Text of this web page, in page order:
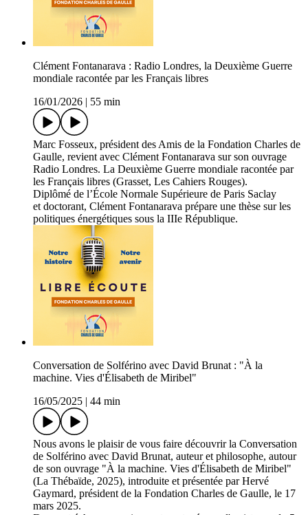
Clément Fontanarava : Radio Londres, la Deuxième Guerre
mondiale racontée par les Français libres
16/01/2026
55 min
Marc Fosseux, président des Amis de la Fondation Charles de
Gaulle, revient avec Clément Fontanarava sur son ouvrage
Radio Londres. La Deuxième Guerre mondiale racontée par
les Français libres (Grasset, Les Cahiers Rouges).
Diplômé de l’École Normale Supérieure de Paris Saclay
et doctorant, Clément Fontanarava prépare une thèse sur les
politiques énergétiques sous la IIIe République.
Conversation de Solférino avec David Brunat : "À la
machine. Vies d'Élisabeth de Miribel"
16/05/2025
44 min
Nous avons le plaisir de vous faire découvrir la Conversation
de Solférino avec David Brunat, auteur et philosophe, autour
de son ouvrage "À la machine. Vies d'Élisabeth de Miribel"
(La Thébaïde, 2025), introduite et présentée par Hervé
Gaymard, président de la Fondation Charles de Gaulle, le 17
mars 2025.